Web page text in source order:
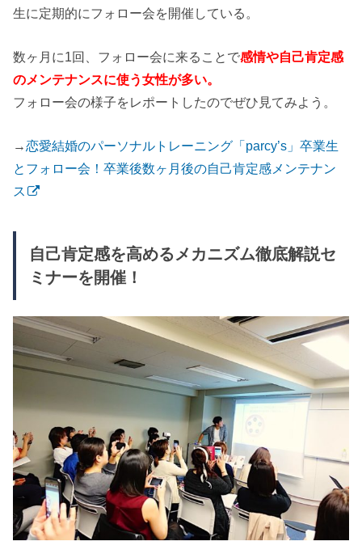
生に定期的にフォロー会を開催している。
数ヶ月に1回、フォロー会に来ることで感情や自己肯定感
のメンテナンスに使う女性が多い。
フォロー会の様子をレポートしたのでぜひ見てみよう。
→恋愛結婚のパーソナルトレーニング「parcy’s」卒業生
とフォロー会！卒業後数ヶ月後の自己肯定感メンテナン
ス
自己肯定感を高めるメカニズム徹底解説セ
ミナーを開催！